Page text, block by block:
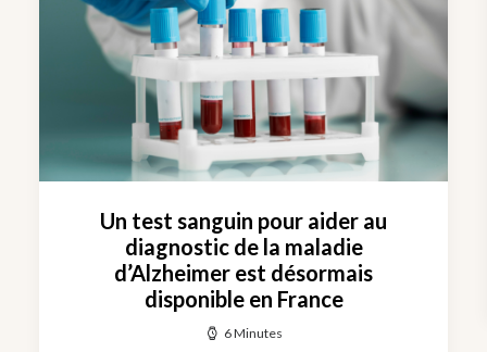
Un test sanguin pour aider au
diagnostic de la maladie
d’Alzheimer est désormais
disponible en France
6 Minutes